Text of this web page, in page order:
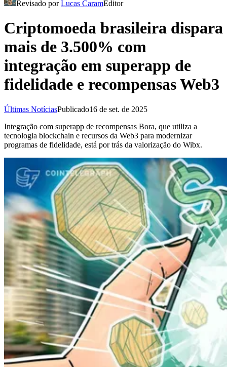
Revisado porLucas CaramEditor
Criptomoeda brasileira dispara
mais de 3.500% com
integração em superapp de
fidelidade e recompensas Web3
Últimas NotíciasPublicado16 de set. de 2025
Integração com superapp de recompensas Bora, que utiliza a
tecnologia blockchain e recursos da Web3 para modernizar
programas de fidelidade, está por trás da valorização do Wibx.